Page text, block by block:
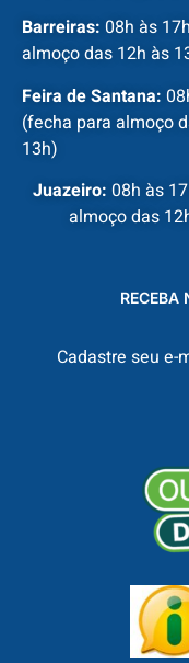
Barreiras: 08h às
almoço das 12h às
Feira de Santana:
(fecha para almoço
13h)
Juazeiro: 08h às
almoço das
RECEBA
Cadastre seu